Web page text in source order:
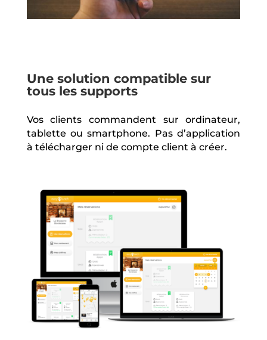
Une solution compatible sur
tous les supports
Vos clients commandent sur ordinateur,
tablette ou smartphone. Pas d’application
à télécharger ni de compte client à créer.